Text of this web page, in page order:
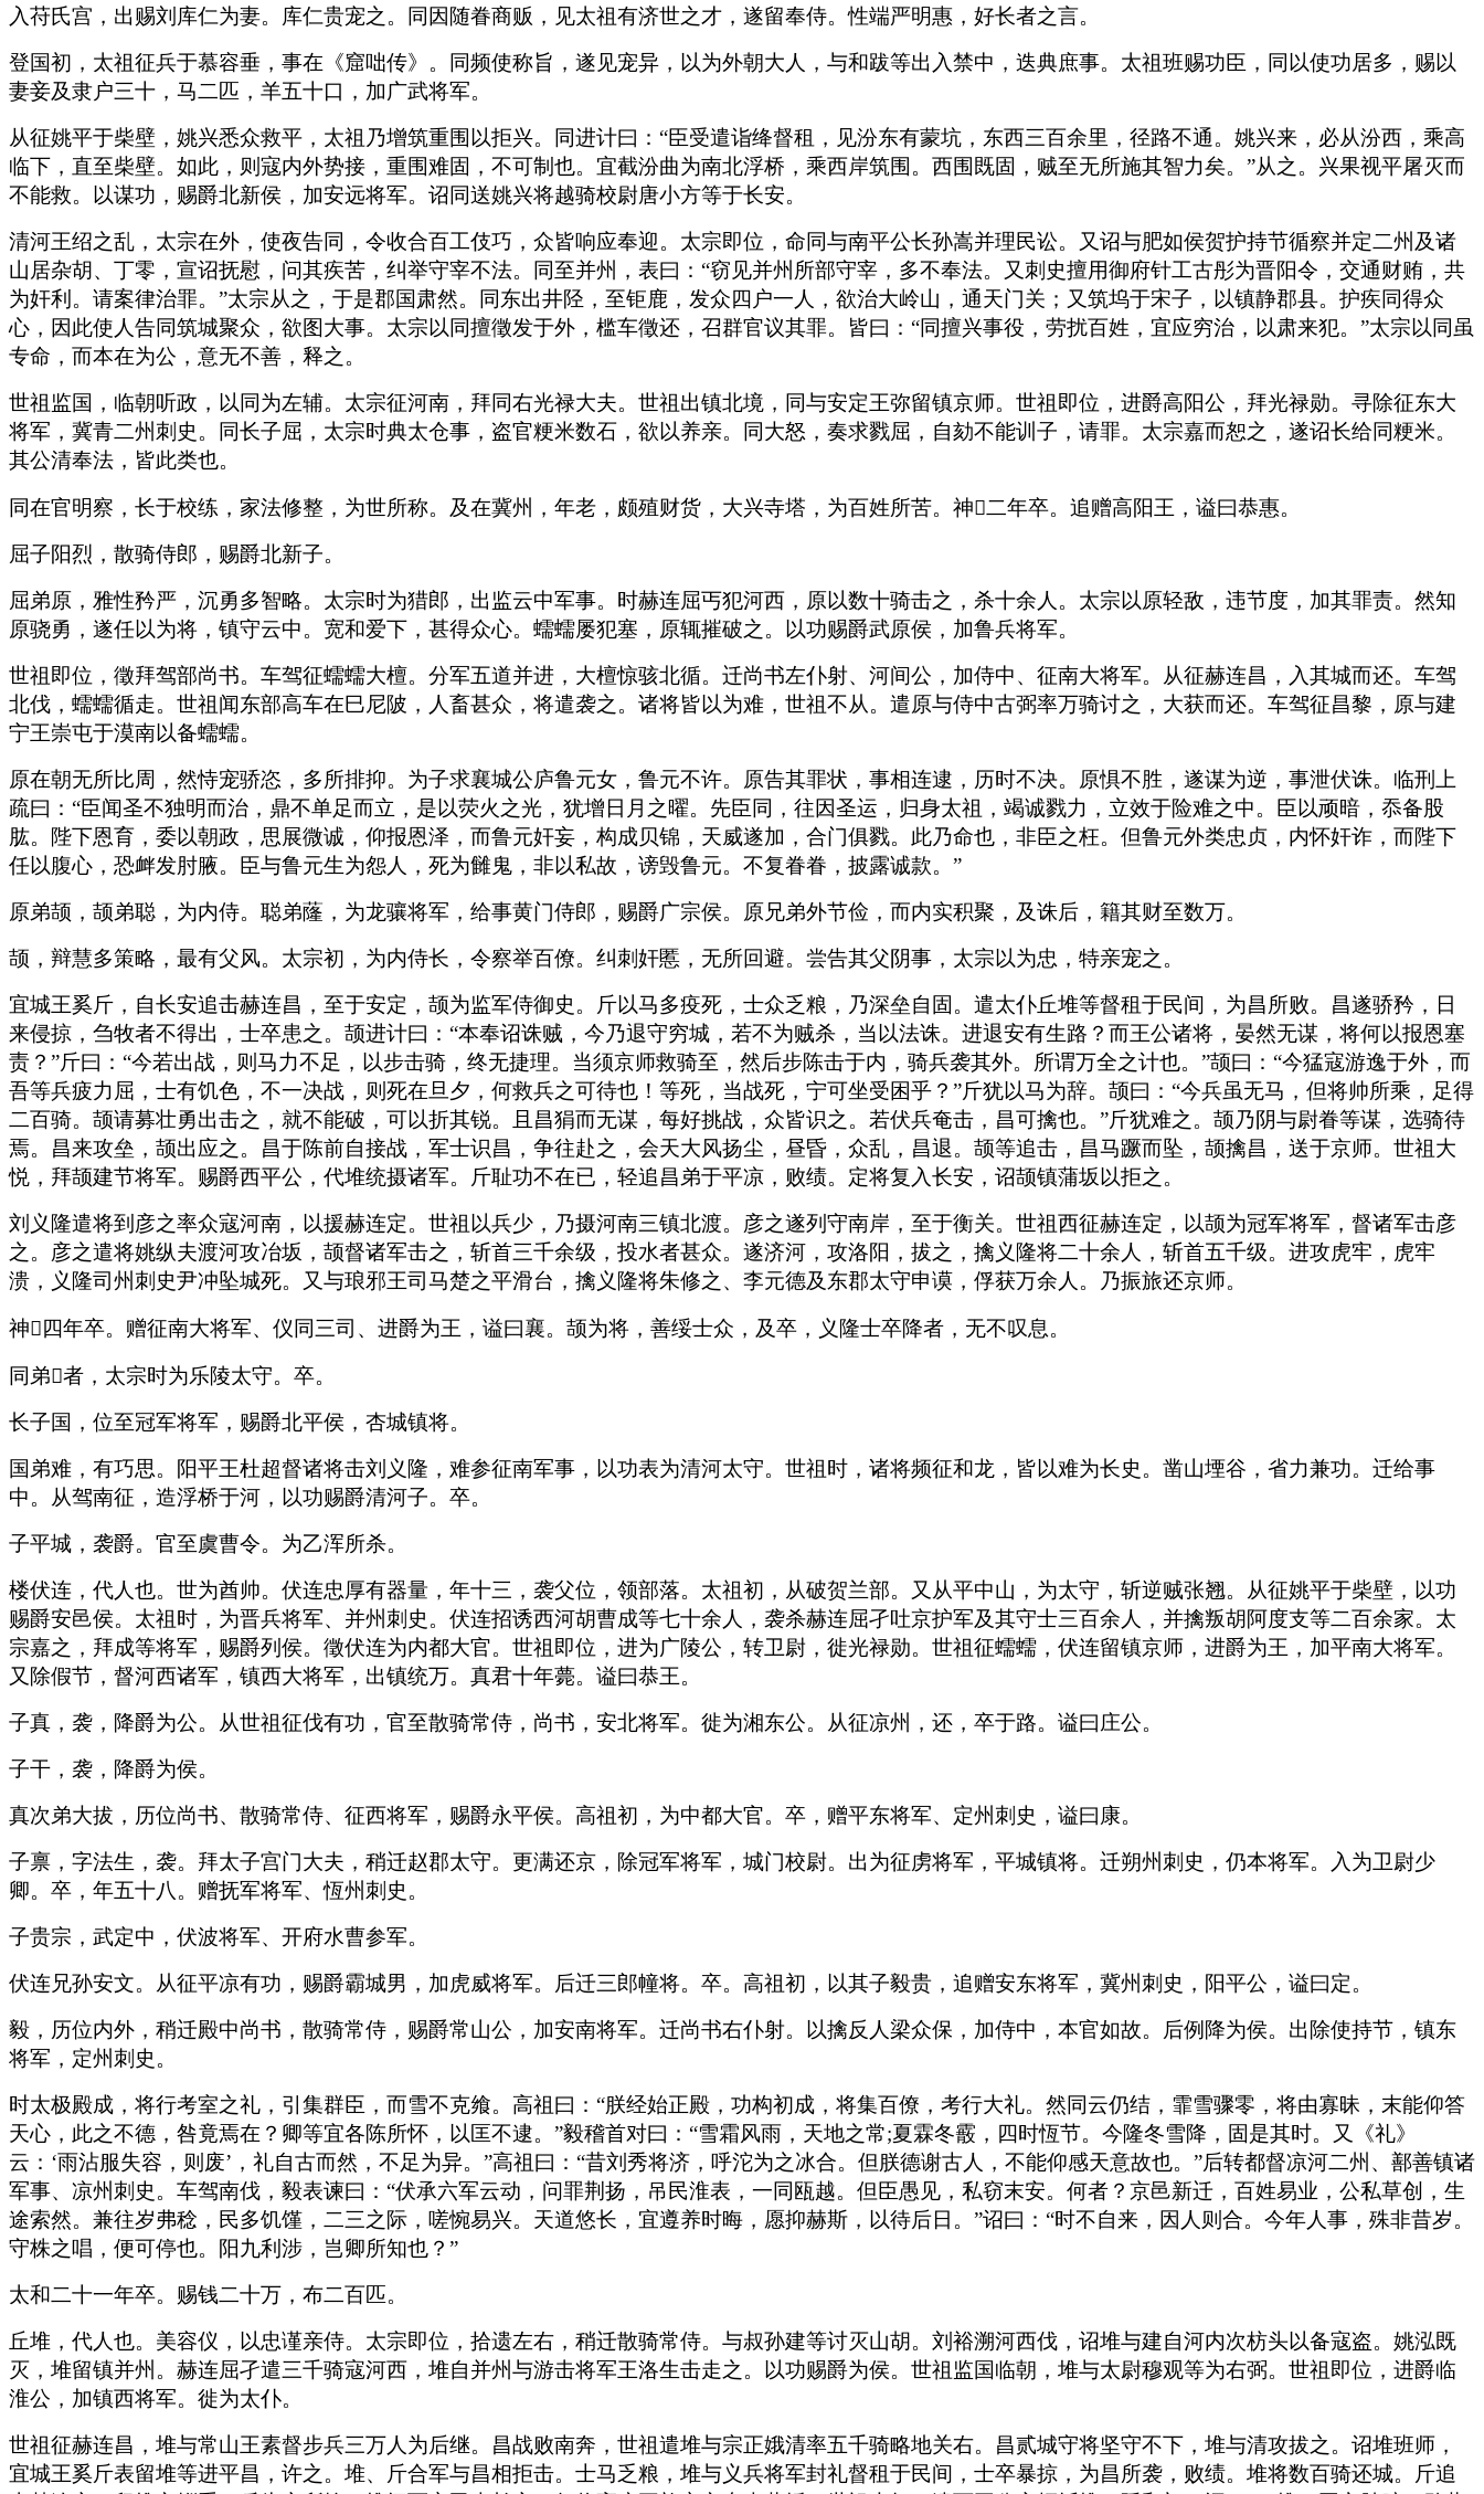
入苻氏宫，出赐刘库仁为妻。库仁贵宠之。同因随眷商贩，见太祖有济世之才，遂留奉侍。性端严明惠，好长者之言。
登国初，太祖征兵于慕容垂，事在《窟咄传》。同频使称旨，遂见宠异，以为外朝大人，与和跋等出入禁中，迭典庶事。太祖班赐功臣，同以使功居多，赐以
妻妾及隶户三十，马二匹，羊五十口，加广武将军。
从征姚平于柴壁，姚兴悉众救平，太祖乃增筑重围以拒兴。同进计曰：“臣受遣诣绛督租，见汾东有蒙坑，东西三百余里，径路不通。姚兴来，必从汾西，乘高
临下，直至柴壁。如此，则寇内外势接，重围难固，不可制也。宜截汾曲为南北浮桥，乘西岸筑围。西围既固，贼至无所施其智力矣。”从之。兴果视平屠灭而
不能救。以谋功，赐爵北新侯，加安远将军。诏同送姚兴将越骑校尉唐小方等于长安。
清河王绍之乱，太宗在外，使夜告同，令收合百工伎巧，众皆响应奉迎。太宗即位，命同与南平公长孙嵩并理民讼。又诏与肥如侯贺护持节循察并定二州及诸
山居杂胡、丁零，宣诏抚慰，问其疾苦，纠举守宰不法。同至并州，表曰：“窃见并州所部守宰，多不奉法。又刺史擅用御府针工古彤为晋阳令，交通财贿，共
为奸利。请案律治罪。”太宗从之，于是郡国肃然。同东出井陉，至钜鹿，发众四户一人，欲治大岭山，通天门关；又筑坞于宋子，以镇静郡县。护疾同得众
心，因此使人告同筑城聚众，欲图大事。太宗以同擅徵发于外，槛车徵还，召群官议其罪。皆曰：“同擅兴事役，劳扰百姓，宜应穷治，以肃来犯。”太宗以同虽
专命，而本在为公，意无不善，释之。
世祖监国，临朝听政，以同为左辅。太宗征河南，拜同右光禄大夫。世祖出镇北境，同与安定王弥留镇京师。世祖即位，进爵高阳公，拜光禄勋。寻除征东大
将军，冀青二州刺史。同长子屈，太宗时典太仓事，盗官粳米数石，欲以养亲。同大怒，奏求戮屈，自劾不能训子，请罪。太宗嘉而恕之，遂诏长给同粳米。
其公清奉法，皆此类也。
同在官明察，长于校练，家法修整，为世所称。及在冀州，年老，颇殖财货，大兴寺塔，为百姓所苦。神二年卒。追赠高阳王，谥曰恭惠。
屈子阳烈，散骑侍郎，赐爵北新子。
屈弟原，雅性矜严，沉勇多智略。太宗时为猎郎，出监云中军事。时赫连屈丐犯河西，原以数十骑击之，杀十余人。太宗以原轻敌，违节度，加其罪责。然知
原骁勇，遂任以为将，镇守云中。宽和爱下，甚得众心。蠕蠕屡犯塞，原辄摧破之。以功赐爵武原侯，加鲁兵将军。
世祖即位，徵拜驾部尚书。车驾征蠕蠕大檀。分军五道并进，大檀惊骇北循。迁尚书左仆射、河间公，加侍中、征南大将军。从征赫连昌，入其城而还。车驾
北伐，蠕蠕循走。世祖闻东部高车在巳尼陂，人畜甚众，将遣袭之。诸将皆以为难，世祖不从。遣原与侍中古弼率万骑讨之，大获而还。车驾征昌黎，原与建
宁王崇屯于漠南以备蠕蠕。
原在朝无所比周，然恃宠骄恣，多所排抑。为子求襄城公庐鲁元女，鲁元不许。原告其罪状，事相连逮，历时不决。原惧不胜，遂谋为逆，事泄伏诛。临刑上
疏曰：“臣闻圣不独明而治，鼎不单足而立，是以荧火之光，犹增日月之曜。先臣同，往因圣运，归身太祖，竭诚戮力，立效于险难之中。臣以顽暗，忝备股
肱。陛下恩育，委以朝政，思展微诚，仰报恩泽，而鲁元奸妄，构成贝锦，天威遂加，合门俱戮。此乃命也，非臣之枉。但鲁元外类忠贞，内怀奸诈，而陛下
任以腹心，恐衅发肘腋。臣与鲁元生为怨人，死为雠鬼，非以私故，谤毁鲁元。不复眷眷，披露诚款。”
原弟颉，颉弟聪，为内侍。聪弟蕯，为龙骧将军，给事黄门侍郎，赐爵广宗侯。原兄弟外节俭，而内实积聚，及诛后，籍其财至数万。
颉，辩慧多策略，最有父风。太宗初，为内侍长，令察举百僚。纠刺奸慝，无所回避。尝告其父阴事，太宗以为忠，特亲宠之。
宜城王奚斤，自长安追击赫连昌，至于安定，颉为监军侍御史。斤以马多疫死，士众乏粮，乃深垒自固。遣太仆丘堆等督租于民间，为昌所败。昌遂骄矜，日
来侵掠，刍牧者不得出，士卒患之。颉进计曰：“本奉诏诛贼，今乃退守穷城，若不为贼杀，当以法诛。进退安有生路？而王公诸将，晏然无谋，将何以报恩塞
责？”斤曰：“今若出战，则马力不足，以步击骑，终无捷理。当须京师救骑至，然后步陈击于内，骑兵袭其外。所谓万全之计也。”颉曰：“今猛寇游逸于外，而
吾等兵疲力屈，士有饥色，不一决战，则死在旦夕，何救兵之可待也！等死，当战死，宁可坐受困乎？”斤犹以马为辞。颉曰：“今兵虽无马，但将帅所乘，足得
二百骑。颉请募壮勇出击之，就不能破，可以折其锐。且昌狷而无谋，每好挑战，众皆识之。若伏兵奄击，昌可擒也。”斤犹难之。颉乃阴与尉眷等谋，选骑待
焉。昌来攻垒，颉出应之。昌于陈前自接战，军士识昌，争往赴之，会天大风扬尘，昼昏，众乱，昌退。颉等追击，昌马蹶而坠，颉擒昌，送于京师。世祖大
悦，拜颉建节将军。赐爵西平公，代堆统摄诸军。斤耻功不在已，轻追昌弟于平凉，败绩。定将复入长安，诏颉镇蒲坂以拒之。
刘义隆遣将到彦之率众寇河南，以援赫连定。世祖以兵少，乃摄河南三镇北渡。彦之遂列守南岸，至于衡关。世祖西征赫连定，以颉为冠军将军，督诸军击彦
之。彦之遣将姚纵夫渡河攻冶坂，颉督诸军击之，斩首三千余级，投水者甚众。遂济河，攻洛阳，拔之，擒义隆将二十余人，斩首五千级。进攻虎牢，虎牢
溃，义隆司州刺史尹冲坠城死。又与琅邪王司马楚之平滑台，擒义隆将朱修之、李元德及东郡太守申谟，俘获万余人。乃振旅还京师。
神四年卒。赠征南大将军、仪同三司、进爵为王，谥曰襄。颉为将，善绥士众，及卒，义隆士卒降者，无不叹息。
同弟者，太宗时为乐陵太守。卒。
长子国，位至冠军将军，赐爵北平侯，杏城镇将。
国弟难，有巧思。阳平王杜超督诸将击刘义隆，难参征南军事，以功表为清河太守。世祖时，诸将频征和龙，皆以难为长史。凿山堙谷，省力兼功。迁给事
中。从驾南征，造浮桥于河，以功赐爵清河子。卒。
子平城，袭爵。官至虞曹令。为乙浑所杀。
楼伏连，代人也。世为酋帅。伏连忠厚有器量，年十三，袭父位，领部落。太祖初，从破贺兰部。又从平中山，为太守，斩逆贼张翘。从征姚平于柴壁，以功
赐爵安邑侯。太祖时，为晋兵将军、并州刺史。伏连招诱西河胡曹成等七十余人，袭杀赫连屈孑吐京护军及其守士三百余人，并擒叛胡阿度支等二百余家。太
宗嘉之，拜成等将军，赐爵列侯。徵伏连为内都大官。世祖即位，进为广陵公，转卫尉，徙光禄勋。世祖征蠕蠕，伏连留镇京师，进爵为王，加平南大将军。
又除假节，督河西诸军，镇西大将军，出镇统万。真君十年薨。谥曰恭王。
子真，袭，降爵为公。从世祖征伐有功，官至散骑常侍，尚书，安北将军。徙为湘东公。从征凉州，还，卒于路。谥曰庄公。
子干，袭，降爵为侯。
真次弟大拔，历位尚书、散骑常侍、征西将军，赐爵永平侯。高祖初，为中都大官。卒，赠平东将军、定州刺史，谥曰康。
子禀，字法生，袭。拜太子宫门大夫，稍迁赵郡太守。更满还京，除冠军将军，城门校尉。出为征虏将军，平城镇将。迁朔州刺史，仍本将军。入为卫尉少
卿。卒，年五十八。赠抚军将军、恆州刺史。
子贵宗，武定中，伏波将军、开府水曹参军。
伏连兄孙安文。从征平凉有功，赐爵霸城男，加虎威将军。后迁三郎幢将。卒。高祖初，以其子毅贵，追赠安东将军，冀州刺史，阳平公，谥曰定。
毅，历位内外，稍迁殿中尚书，散骑常侍，赐爵常山公，加安南将军。迁尚书右仆射。以擒反人梁众保，加侍中，本官如故。后例降为侯。出除使持节，镇东
将军，定州刺史。
时太极殿成，将行考室之礼，引集群臣，而雪不克飨。高祖曰：“朕经始正殿，功构初成，将集百僚，考行大礼。然同云仍结，霏雪骤零，将由寡昧，末能仰答
天心，此之不德，咎竟焉在？卿等宜各陈所怀，以匡不逮。”毅稽首对曰：“雪霜风雨，天地之常;夏霖冬霰，四时恆节。今隆冬雪降，固是其时。又《礼》
云：‘雨沾服失容，则废’，礼自古而然，不足为异。”高祖曰：“昔刘秀将济，呼沱为之冰合。但朕德谢古人，不能仰感天意故也。”后转都督凉河二州、鄯善镇诸
军事、凉州刺史。车驾南伐，毅表谏曰：“伏承六军云动，问罪荆扬，吊民淮表，一同瓯越。但臣愚见，私窃末安。何者？京邑新迁，百姓易业，公私草创，生
途索然。兼往岁弗稔，民多饥馑，二三之际，嗟惋易兴。天道悠长，宜遵养时晦，愿抑赫斯，以待后日。”诏曰：“时不自来，因人则合。今年人事，殊非昔岁。
守株之唱，便可停也。阳九利涉，岂卿所知也？”
太和二十一年卒。赐钱二十万，布二百匹。
丘堆，代人也。美容仪，以忠谨亲侍。太宗即位，拾遗左右，稍迁散骑常侍。与叔孙建等讨灭山胡。刘裕溯河西伐，诏堆与建自河内次枋头以备寇盗。姚泓既
灭，堆留镇并州。赫连屈孑遣三千骑寇河西，堆自并州与游击将军王洛生击走之。以功赐爵为侯。世祖监国临朝，堆与太尉穆观等为右弼。世祖即位，进爵临
淮公，加镇西将军。徙为太仆。
世祖征赫连昌，堆与常山王素督步兵三万人为后继。昌战败南奔，世祖遣堆与宗正娥清率五千骑略地关右。昌贰城守将坚守不下，堆与清攻拔之。诏堆班师，
宜城王奚斤表留堆等进平昌，许之。堆、斤合军与昌相拒击。士马乏粮，堆与义兵将军封礼督租于民间，士卒暴掠，为昌所袭，败绩。堆将数百骑还城。斤追